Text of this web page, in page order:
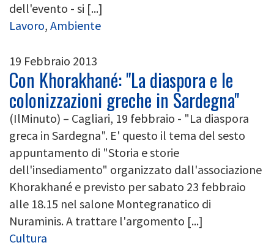
dell'evento - si [...]
Lavoro, Ambiente
19 Febbraio 2013
Con Khorakhané: "La diaspora e le
colonizzazioni greche in Sardegna"
(IlMinuto) – Cagliari, 19 febbraio - "La diaspora
greca in Sardegna". E' questo il tema del sesto
appuntamento di "Storia e storie
dell'insediamento" organizzato dall'associazione
Khorakhané e previsto per sabato 23 febbraio
alle 18.15 nel salone Montegranatico di
Nuraminis. A trattare l'argomento [...]
Cultura